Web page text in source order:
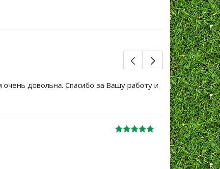
очень довольна. Спасибо за Вашу работу и
Большое
уже не
Жанна
06.10.2024